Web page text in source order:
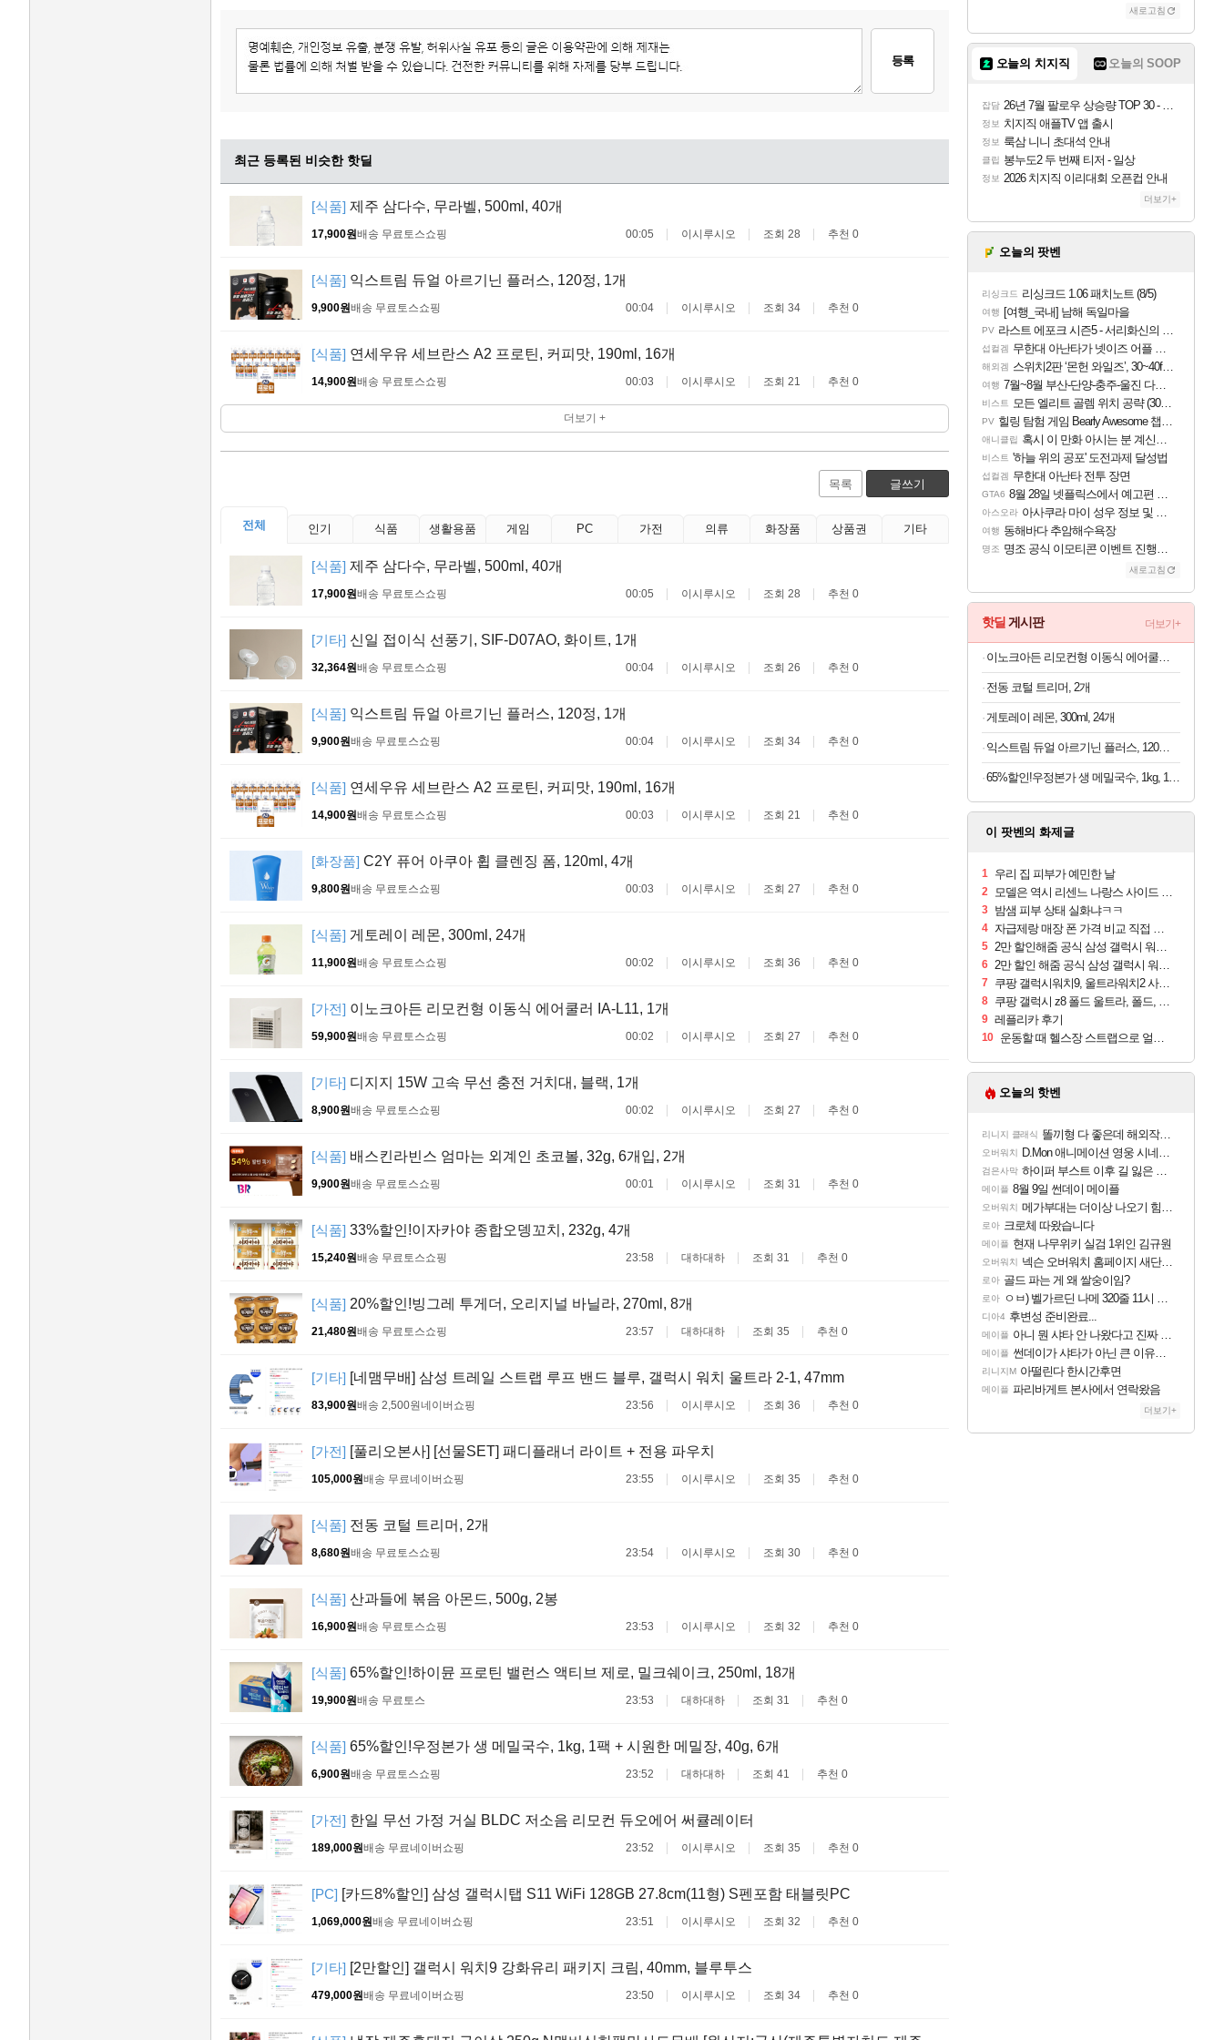
등록
최근 등록된 비슷한 핫딜
[식품] 제주 삼다수, 무라벨, 500ml, 40개
17,900원배송 무료토스쇼핑 00:05 이시루시오 조회 28 추천 0
[식품] 익스트림 듀얼 아르기닌 플러스, 120정, 1개
9,900원배송 무료토스쇼핑 00:04 이시루시오 조회 34 추천 0
[식품] 연세우유 세브란스 A2 프로틴, 커피맛, 190ml, 16개
14,900원배송 무료토스쇼핑 00:03 이시루시오 조회 21 추천 0
더보기 +
목록 글쓰기
전체 인기 식품 생활용품 게임 PC 가전 의류 화장품 상품권 기타
[식품] 제주 삼다수, 무라벨, 500ml, 40개
17,900원배송 무료토스쇼핑 00:05 이시루시오 조회 28 추천 0
[기타] 신일 접이식 선풍기, SIF-D07AO, 화이트, 1개
32,364원배송 무료토스쇼핑 00:04 이시루시오 조회 26 추천 0
[식품] 익스트림 듀얼 아르기닌 플러스, 120정, 1개
9,900원배송 무료토스쇼핑 00:04 이시루시오 조회 34 추천 0
[식품] 연세우유 세브란스 A2 프로틴, 커피맛, 190ml, 16개
14,900원배송 무료토스쇼핑 00:03 이시루시오 조회 21 추천 0
[화장품] C2Y 퓨어 아쿠아 휩 클렌징 폼, 120ml, 4개
9,800원배송 무료토스쇼핑 00:03 이시루시오 조회 27 추천 0
[식품] 게토레이 레몬, 300ml, 24개
11,900원배송 무료토스쇼핑 00:02 이시루시오 조회 36 추천 0
[가전] 이노크아든 리모컨형 이동식 에어쿨러 IA-L11, 1개
59,900원배송 무료토스쇼핑 00:02 이시루시오 조회 27 추천 0
[기타] 디지지 15W 고속 무선 충전 거치대, 블랙, 1개
8,900원배송 무료토스쇼핑 00:02 이시루시오 조회 27 추천 0
[식품] 배스킨라빈스 엄마는 외계인 초코볼, 32g, 6개입, 2개
9,900원배송 무료토스쇼핑 00:01 이시루시오 조회 31 추천 0
[식품] 33%할인!이자카야 종합오뎅꼬치, 232g, 4개
15,240원배송 무료토스쇼핑 23:58 대하대하 조회 31 추천 0
[식품] 20%할인!빙그레 투게더, 오리지널 바닐라, 270ml, 8개
21,480원배송 무료토스쇼핑 23:57 대하대하 조회 35 추천 0
[기타] [네맴무배] 삼성 트레일 스트랩 루프 밴드 블루, 갤럭시 워치 울트라 2-1, 47mm
83,900원배송 2,500원네이버쇼핑 23:56 이시루시오 조회 36 추천 0
[가전] [풀리오본사] [선물SET] 패디플래너 라이트 + 전용 파우치
105,000원배송 무료네이버쇼핑 23:55 이시루시오 조회 35 추천 0
[식품] 전동 코털 트리머, 2개
8,680원배송 무료토스쇼핑 23:54 이시루시오 조회 30 추천 0
[식품] 산과들에 볶음 아몬드, 500g, 2봉
16,900원배송 무료토스쇼핑 23:53 이시루시오 조회 32 추천 0
[식품] 65%할인!하이뮨 프로틴 밸런스 액티브 제로, 밀크쉐이크, 250ml, 18개
19,900원배송 무료토스 23:53 대하대하 조회 31 추천 0
[식품] 65%할인!우정본가 생 메밀국수, 1kg, 1팩 + 시원한 메밀장, 40g, 6개
6,900원배송 무료토스쇼핑 23:52 대하대하 조회 41 추천 0
[가전] 한일 무선 가정 거실 BLDC 저소음 리모컨 듀오에어 써큘레이터
189,000원배송 무료네이버쇼핑 23:52 이시루시오 조회 35 추천 0
[PC] [카드8%할인] 삼성 갤럭시탭 S11 WiFi 128GB 27.8cm(11형) S펜포함 태블릿PC
1,069,000원배송 무료네이버쇼핑 23:51 이시루시오 조회 32 추천 0
[기타] [2만할인] 갤럭시 워치9 강화유리 패키지 크림, 40mm, 블루투스
479,000원배송 무료네이버쇼핑 23:50 이시루시오 조회 34 추천 0
새로고침
오늘의 치지직 오늘의 SOOP
잡담 26년 7월 팔로우 상승량 TOP 30 - 월간 치지직
정보 치지직 애플TV 앱 출시
정보 룩삼 니니 초대석 안내
클립 봉누도2 두 번째 티저 - 일상
정보 2026 치지직 이리대회 오픈컵 안내
더보기+
오늘의 팟벤
리싱크드 리싱크드 1.06 패치노트 (8/5)
여행 [여행_국내] 남해 독일마을
PV 라스트 에포크 시즌5 - 서리화신의 분노 티저
섭컬겜 무한대 아난타가 넷이즈 어플 달력에 일정 등록
해외겜 스위치2판 ‘몬헌 와일즈’, 30~40fps 목표 추정
여행 7월~8월 부산-단양-충주-울진 다녀왔어요~
비스트 모든 엘리트 골렘 위치 공략 (30개) - 방랑 결투가
PV 힐링 탐험 게임 Bearly Awesome 챕터 1 트레일러
애니클립 혹시 이 만화 아시는 분 계신가요
비스트 '하늘 위의 공포' 도전과제 달성법
섭컬겜 무한대 아난타 전투 장면
GTA6 8월 28일 넷플릭스에서 예고편 공개 예정
아스오라 아사쿠라 마이 성우 정보 및 주요 필모
여행 동해바다 추암해수욕장
명조 명조 공식 이모티콘 이벤트 진행해봤습니다! 참여부터 추첨까지????
새로고침
핫딜 게시판 더보기+
이노크아든 리모컨형 이동식 에어쿨러 IA-L11, 1개
전동 코털 트리머, 2개
게토레이 레몬, 300ml, 24개
익스트림 듀얼 아르기닌 플러스, 120정, 1개
65%할인!우정본가 생 메밀국수, 1kg, 1팩 + 시원한 메밀장, 40g, 6개
이 팟벤의 화제글
1 우리 집 피부가 예민한 날
2 모델은 역시 리센느 나랑스 사이드 1.25L 1박스
3 밤샘 피부 상태 실화냐ㅋㅋ
4 자급제랑 매장 폰 가격 비교 직접 안가도 되네요
5 2만 할인해줌 공식 삼성 갤럭시 워치9 크림, 40mm, 블루투스
6 2만 할인 해줌 공식 삼성 갤럭시 워치9 실버, 44mm, 블루투스
7 쿠팡 갤럭시워치9, 울트라워치2 사전구매 혜택 받아보세요
8 쿠팡 갤럭시 z8 폴드 울트라, 폴드, 플립 사전예약
9 레플리카 후기
10 운동할 때 헬스장 스트랩으로 얼굴 만졌다가 볼 뒤집어짐
오늘의 핫벤
리니지 클래식 똘끼형 다 좋은데 해외작업장 도와주는 짓은 좀 아니지않냐?
오버워치 D.Mon 애니메이션 영웅 시네마틱
검은사막 하이퍼 부스트 이후 길 잃은 뉴비분들!
메이플 8월 9일 썬데이 메이플
오버워치 메가부대는 더이상 나오기 힘들것 같다는 생각임
로아 크로체 따왔습니다
메이플 현재 나무위키 실검 1위인 김규원
오버워치 넥슨 오버워치 홈페이지 새단장!!
로아 골드 파는 게 왜 쌀숭이임?
로아 ㅇㅂ) 벨가르딘 나메 320줄 11시 유기 택틱 소개
디아4 후변성 준비완료...
메이플 아니 뭔 샤타 안 나왔다고 진짜 화내는 사람도 있네
메이플 썬데이가 샤타가 아닌 큰 이유는 경매장 불안정때문일듯
리니지M 아떨린다 한시간후면
메이플 파리바게트 본사에서 연락왔음
더보기+